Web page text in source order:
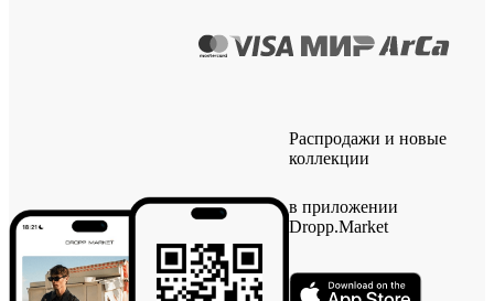
Распродажи и новые
коллекции
в приложении
Dropp.Market